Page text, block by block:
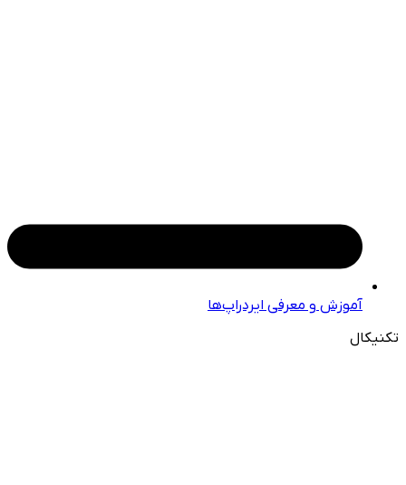
آموزش و معرفی ایردراپ‌ها
تکنیکال